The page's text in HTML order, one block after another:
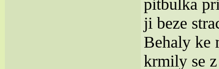
pitbulka
ji beze
Behaly ke
krmily se